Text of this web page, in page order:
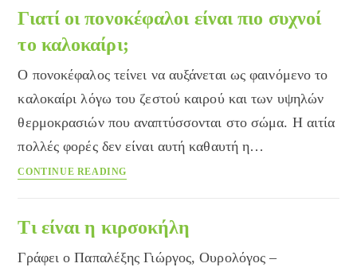
της
διατροφής:
Κανόνας
1ος
Γιατί οι πονοκέφαλοι είναι πιο συχνοί
το καλοκαίρι;
Ο πονοκέφαλος τείνει να αυξάνεται ως φαινόμενο το
καλοκαίρι λόγω του ζεστού καιρού και των υψηλών
θερμοκρασιών που αναπτύσσονται στο σώμα. Η αιτία
πολλές φορές δεν είναι αυτή καθαυτή η…
CONTINUE READING
είναι
συχνοί
Τι είναι η κιρσοκήλη
Γράφει ο Παπαλέξης Γιώργος, Ουρολόγος –